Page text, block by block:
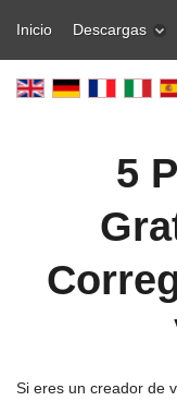
Inicio Descargas
5
Si eres un creador de